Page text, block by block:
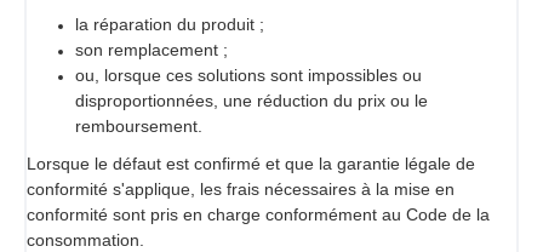
la réparation du produit ;
son remplacement ;
ou, lorsque ces solutions sont impossibles ou
disproportionnées, une réduction du prix ou le
remboursement.
Lorsque le défaut est confirmé et que la garantie légale de
conformité s'applique, les frais nécessaires à la mise en
conformité sont pris en charge conformément au Code de la
consommation.